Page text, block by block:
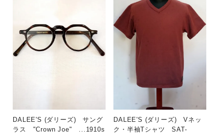
DALEE'S (ダリーズ) サング
ラス "Crown Joe" ...1910s
DALEE'S (ダリーズ) Vネッ
ク・半袖Tシャツ SAT-